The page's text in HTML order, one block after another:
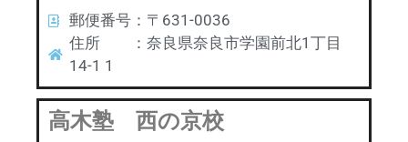
郵便番号：〒631-0036
住所 ：奈良県奈良市学園前北1丁目
14-1 1
高木塾 西の京校